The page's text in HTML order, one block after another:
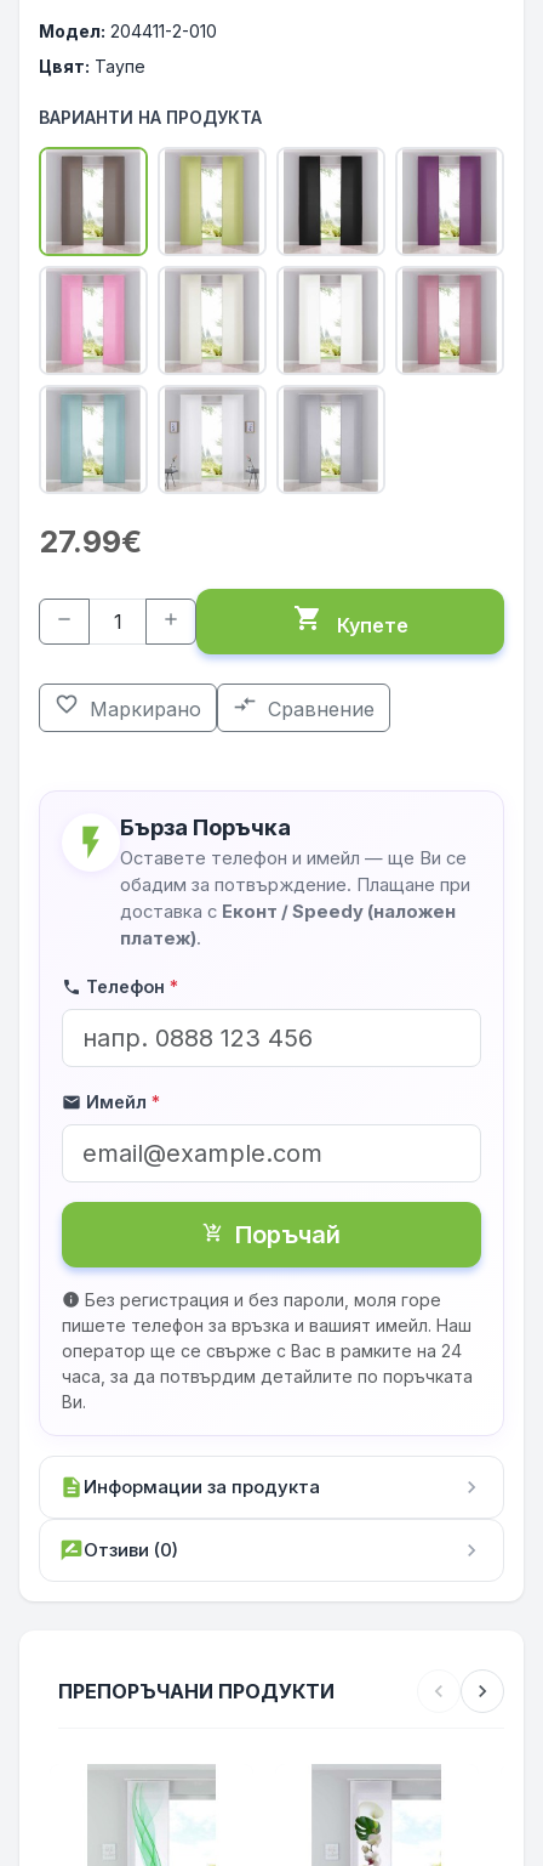
Модел: 204411-2-010
Цвят: Таупе
ВАРИАНТИ НА ПРОДУКТА
27.99€
remove add shopping_cart Купете
favorite_border Маркирано compare_arrows Сравнение
flash_on Бърза Поръчка
Оставете телефон и имейл — ще Ви се
обадим за потвърждение. Плащане при
доставка с Еконт / Speedy (наложен
платеж).
phone Телефон *
mail Имейл *
shopping_cart_checkout Поръчай
info Без регистрация и без пароли, моля горе
пишете телефон за връзка и вашият имейл. Наш
оператор ще се свърже с Вас в рамките на 24
часа, за да потвърдим детайлите по поръчката
Ви.
description Информации за продукта chevron_right
rate_reviewОтзиви (0) chevron_right
ПРЕПОРЪЧАНИ ПРОДУКТИ chevron_left chevron_right